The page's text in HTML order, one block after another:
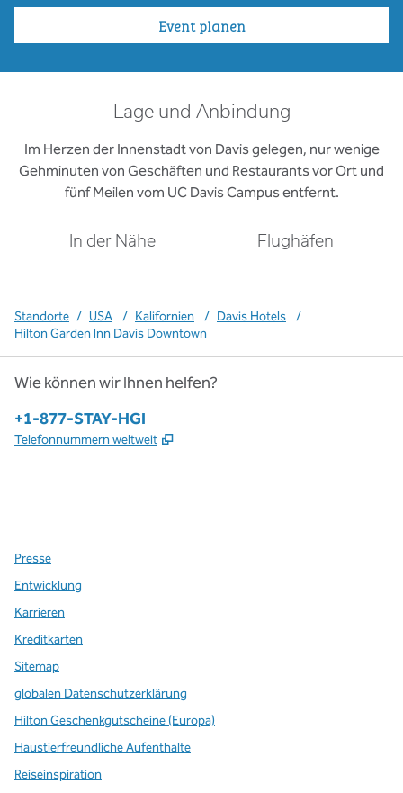
Event planen
Lage und Anbindung
Im Herzen der Innenstadt von Davis gelegen, nur wenige
Gehminuten von Geschäften und Restaurants vor Ort und
fünf Meilen vom UC Davis Campus entfernt.
In der Nähe Flughäfen
Standorte / USA / Kalifornien / Davis Hotels
/
Hilton Garden Inn Davis Downtown
Wie können wir Ihnen helfen?
Telefon:
+1-877-STAY-HGI
Telefonnummern weltweit ,
Presse
Entwicklung
Karrieren
Kreditkarten
Sitemap
globalen Datenschutzerklärung
Hilton Geschenkgutscheine (Europa)
Haustierfreundliche Aufenthalte
Reiseinspiration